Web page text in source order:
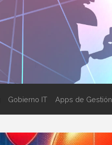
Gobierno IT Apps de Gestión